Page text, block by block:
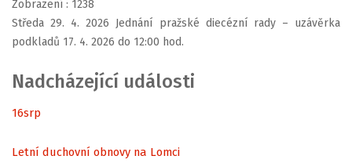
Zobrazení : 1238
Středa 29. 4. 2026 Jednání pražské diecézní rady – uzávěrka
podkladů 17. 4. 2026 do 12:00 hod.
Nadcházející události
16srp
Letní duchovní obnovy na Lomci